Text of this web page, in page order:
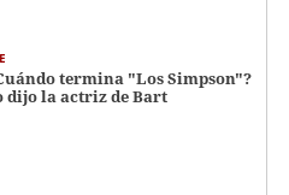
termina "Los Simpson"?
dijo la actriz de Bart